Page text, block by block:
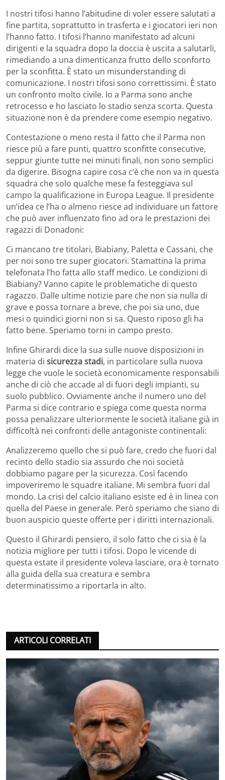
I nostri tifosi hanno l’abitudine di voler essere salutati a
fine partita, soprattutto in trasferta e i giocatori ieri non
l’hanno fatto. I tifosi l’hanno manifestato ad alcuni
dirigenti e la squadra dopo la doccia è uscita a salutarli,
rimediando a una dimenticanza frutto dello sconforto
per la sconfitta. È stato un misunderstanding di
comunicazione. I nostri tifosi sono correttissimi. È stato
un confronto molto civile. Io a Parma sono anche
retrocesso e ho lasciato lo stadio senza scorta. Questa
situazione non è da prendere come esempio negativo.
Contestazione o meno resta il fatto che il Parma non
riesce più a fare punti, quattro sconfitte consecutive,
seppur giunte tutte nei minuti finali, non sono semplici
da digerire. Bisogna capire cosa c’è che non va in questa
squadra che solo qualche mese fa festeggiava sul
campo la qualificazione in Europa League. Il presidente
un’idea ce l’ha o almeno riesce ad individuare un fattore
che può aver influenzato fino ad ora le prestazioni dei
ragazzi di Donadoni:
Ci mancano tre titolari, Biabiany, Paletta e Cassani, che
per noi sono tre super giocatori. Stamattina la prima
telefonata l’ho fatta allo staff medico. Le condizioni di
Biabiany? Vanno capite le problematiche di questo
ragazzo. Dalle ultime notizie pare che non sia nulla di
grave e possa tornare a breve, che poi sia uno, due
mesi o quindici giorni non si sa. Questo riposo gli ha
fatto bene. Speriamo torni in campo presto.
Infine Ghirardi dice la sua sulle nuove disposizioni in
materia di sicurezza stadi, in particolare sulla nuova
legge che vuole le società economicamente responsabili
anche di ciò che accade al di fuori degli impianti, su
suolo pubblico. Ovviamente anche il numero uno del
Parma si dice contrario e spiega come questa norma
possa penalizzare ulteriormente le società italiane già in
difficoltà nei confronti delle antagoniste continentali:
Analizzeremo quello che si può fare, credo che fuori dal
recinto dello stadio sia assurdo che noi società
dobbiamo pagare per la sicurezza. Così facendo
impoveriremo le squadre italiane. Mi sembra fuori dal
mondo. La crisi del calcio italiano esiste ed è in linea con
quella del Paese in generale. Però speriamo che siano di
buon auspicio queste offerte per i diritti internazionali.
Questo il Ghirardi pensiero, il solo fatto che ci sia è la
notizia migliore per tutti i tifosi. Dopo le vicende di
questa estate il presidente voleva lasciare, ora è tornato
alla guida della sua creatura e sembra
determinatissimo a riportarla in alto.
ARTICOLI CORRELATI